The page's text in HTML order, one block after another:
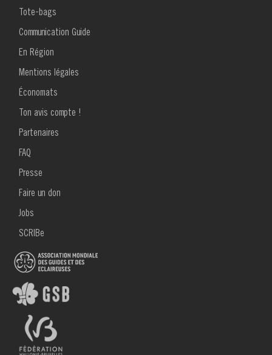
MENU
FOOTER
Tote-bags
Communication Guide
En Région
Mentions légales
Économats
Ton avis compte !
MENU
FOOTER
Partenaires
FAQ
Presse
Faire un don
Jobs
SCRIBe